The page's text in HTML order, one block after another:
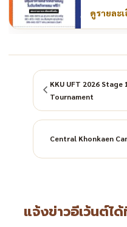
ดูรายละ
KKU UFT 2026
Tournament
Central Khonkaen
แจ้งข่าวอีเว้นต์ไ